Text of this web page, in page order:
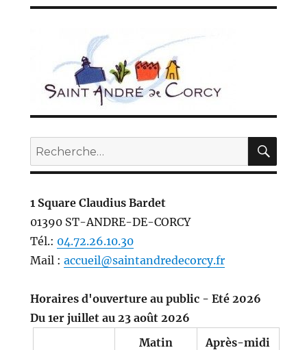
Recherche
pour :
1 Square Claudius Bardet
01390 ST-ANDRE-DE-CORCY
Tél.: 04.72.26.10.30
Mail : accueil@saintandredecorcy.fr
Horaires d'ouverture au public - Eté 2026
Du 1er juillet au 23 août 2026
Matin
Après-midi